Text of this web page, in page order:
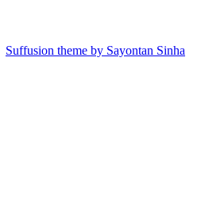
Suffusion theme by Sayontan Sinha